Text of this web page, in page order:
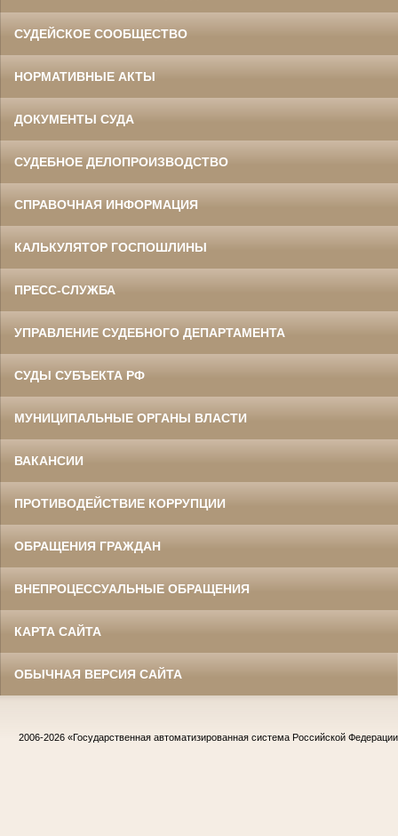
СУДЕЙСКОЕ СООБЩЕСТВО
НОРМАТИВНЫЕ АКТЫ
ДОКУМЕНТЫ СУДА
СУДЕБНОЕ ДЕЛОПРОИЗВОДСТВО
СПРАВОЧНАЯ ИНФОРМАЦИЯ
КАЛЬКУЛЯТОР ГОСПОШЛИНЫ
ПРЕСС-СЛУЖБА
УПРАВЛЕНИЕ СУДЕБНОГО ДЕПАРТАМЕНТА
СУДЫ СУБЪЕКТА РФ
МУНИЦИПАЛЬНЫЕ ОРГАНЫ ВЛАСТИ
ВАКАНСИИ
ПРОТИВОДЕЙСТВИЕ КОРРУПЦИИ
ОБРАЩЕНИЯ ГРАЖДАН
ВНЕПРОЦЕССУАЛЬНЫЕ ОБРАЩЕНИЯ
КАРТА САЙТА
ОБЫЧНАЯ ВЕРСИЯ САЙТА
2006-2026 «Государственная автоматизированная система Российской